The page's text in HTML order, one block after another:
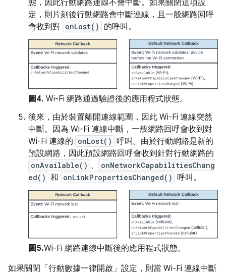
態，因此行動網路連線不會中斷。如果關閉這項設
定，則片刻後行動網路會中斷連線，且一般網路回呼
會收到對 onLost() 的呼叫。
圖4. Wi-Fi 網路通過驗證後的應用程式狀態。
後來，由於裝置離開連線範圍，因此 Wi-Fi 連線突然
中斷。因為 Wi-Fi 連線中斷，一般網路回呼會收到對
Wi-Fi 連線的 onLost() 呼叫。由於行動網路是新的
預設網路，因此預設網路回呼會收到針對行動網路的
onAvailable() 、
onNetworkCapabilitiesChang
ed() 和 onLinkPropertiesChanged() 呼叫。
圖5.Wi-Fi 網路連線中斷後的應用程式狀態。
如果關閉「行動數據一律開啟」 設定，則當 Wi-Fi 連線中斷